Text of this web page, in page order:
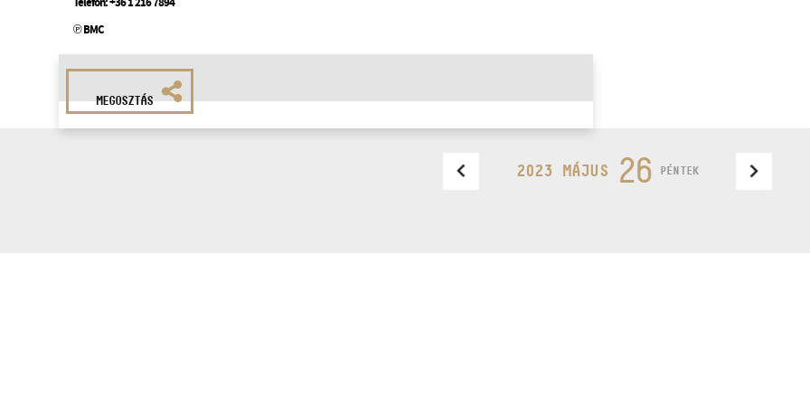
Telefon:+36 1 216 7894
℗ BMC
MEGOSZTÁS
2023 MÁJUS 26 PÉNTEK